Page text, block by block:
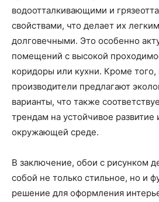
водоотталкивающими и
свойствами, что делает их
долговечными. Это особенно
помещений с высокой
коридоры или кухни. Кроме того,
производители предлагают
варианты, что также
трендам на устойчивое развитие
окружающей среде.
В заключение, обои с рисунком
собой не только стильное, но и
решение для оформления